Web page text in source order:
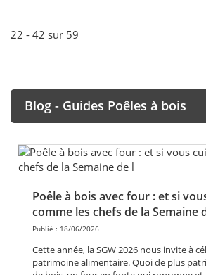
22 - 42 sur 59
Blog - Guides Poêles à bois
Poêle à bois avec four : et si
comme les chefs de la Semaine
Publié : 18/06/2026
Cette année, la SGW 2026 nous invite à
patrimoine alimentaire. Quoi de plus